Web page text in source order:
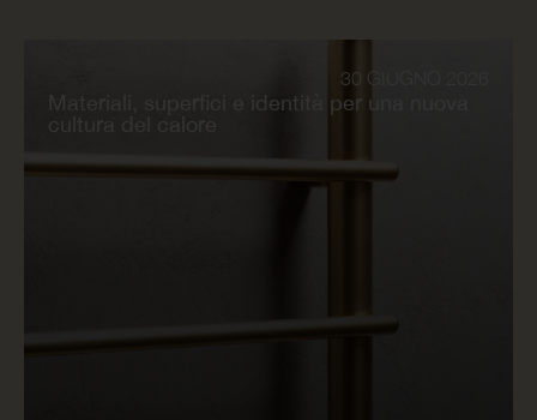
30 GIUGNO 2026
Materiali, superfici e identità per una nuova
cultura del calore